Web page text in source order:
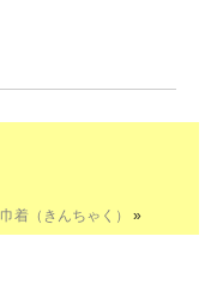
巾着（きんちゃく） »